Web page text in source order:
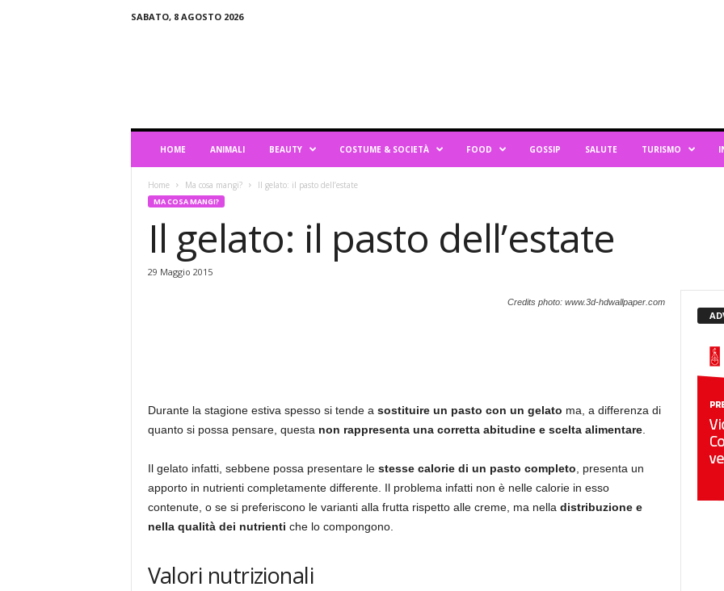
SABATO, 8 AGOSTO 2026
HOME ANIMALI BEAUTY COSTUME & SOCIETÀ FOOD GOSSIP SALUTE TURISMO
Home Ma cosa mangi? Il gelato: il pasto dell’estate
MA COSA MANGI?
Il gelato: il pasto dell’estate
29 Maggio 2015
Credits photo: www.3d-hdwallpaper.com
Durante la stagione estiva spesso si tende a sostituire un pasto con un gelato ma, a differenza di
quanto si possa pensare, questa non rappresenta una corretta abitudine e scelta alimentare.
Il gelato infatti, sebbene possa presentare le stesse calorie di un pasto completo , presenta un
apporto in nutrienti completamente differente. Il problema infatti non è nelle calorie in esso
contenute, o se si preferiscono le varianti alla frutta rispetto alle creme, ma nella distribuzione e
nella qualità dei nutrienti che lo compongono.
Valori nutrizionali